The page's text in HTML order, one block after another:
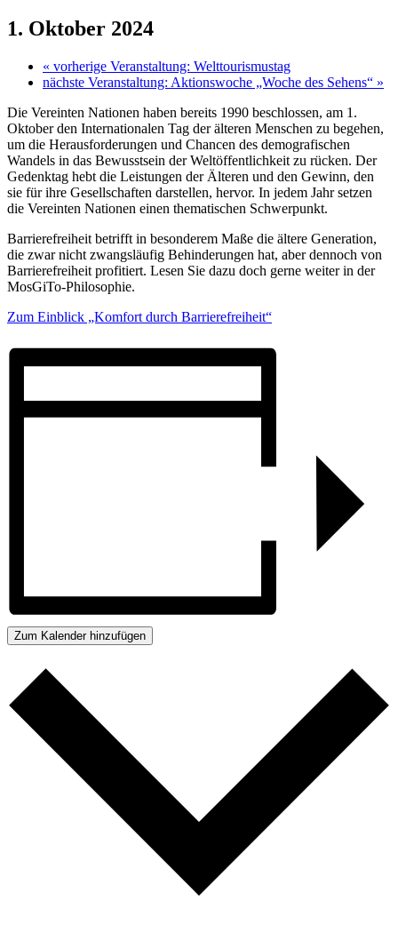
1. Oktober 2024
« vorherige Veranstaltung: Welttourismustag
nächste Veranstaltung: Aktionswoche „Woche des Sehens“ »
Die Vereinten Nationen haben bereits 1990 beschlossen, am 1.
Oktober den Internationalen Tag der älteren Menschen zu begehen,
um die Herausforderungen und Chancen des demografischen
Wandels in das Bewusstsein der Weltöffentlichkeit zu rücken. Der
Gedenktag hebt die Leistungen der Älteren und den Gewinn, den
sie für ihre Gesellschaften darstellen, hervor. In jedem Jahr setzen
die Vereinten Nationen einen thematischen Schwerpunkt.
Barrierefreiheit betrifft in besonderem Maße die ältere Generation,
die zwar nicht zwangsläufig Behinderungen hat, aber dennoch von
Barrierefreiheit profitiert. Lesen Sie dazu doch gerne weiter in der
MosGiTo-Philosophie.
Zum Einblick „Komfort durch Barrierefreiheit“
Zum Kalender hinzufügen